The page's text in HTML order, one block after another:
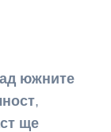
южните
,
ще